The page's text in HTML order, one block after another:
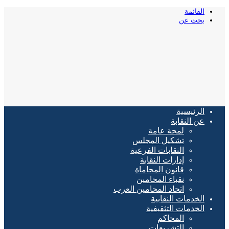
القائمة
بحث عن
الرئيسية
عن النقابة
لمحة عامة
تشكيل المجلس
النقابات الفرعية
إدارات النقابة
قانون المحاماة
نقباء المحامين
اتحاد المحامين العرب
الخدمات النقابية
الخدمات التثقيفية
المحاكم